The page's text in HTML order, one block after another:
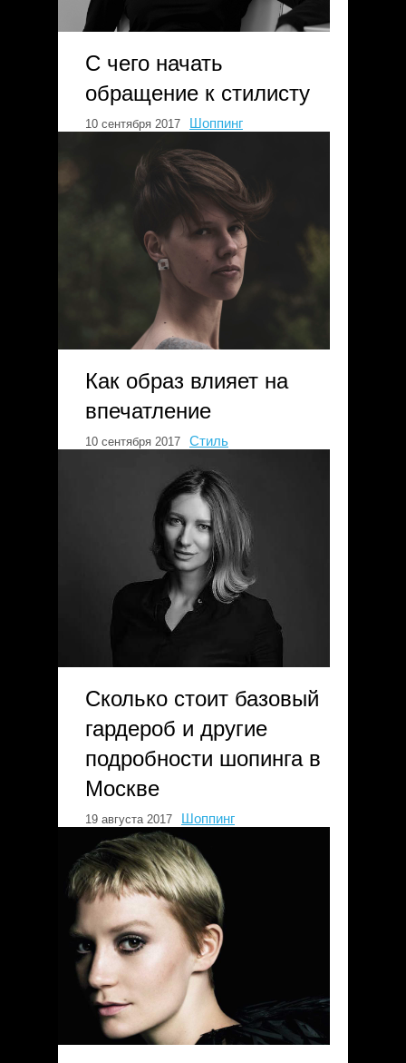
С чего начать
обращение к стилисту
10 сентября 2017 Шоппинг
Как образ влияет на
впечатление
10 сентября 2017 Стиль
Сколько стоит базовый
гардероб и другие
подробности шопинга в
Москве
19 августа 2017 Шоппинг